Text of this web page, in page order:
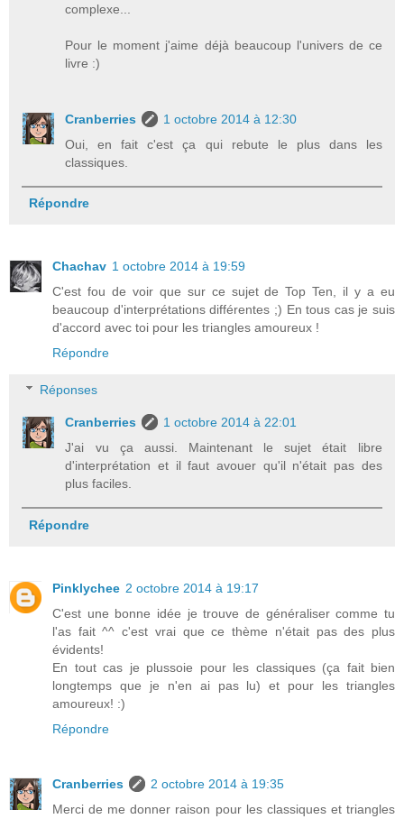
complexe...
Pour le moment j'aime déjà beaucoup l'univers de ce
livre :)
Cranberries
1 octobre 2014 à 12:30
Oui, en fait c'est ça qui rebute le plus dans les
classiques.
Répondre
Chachav 1 octobre 2014 à 19:59
C'est fou de voir que sur ce sujet de Top Ten, il y a eu
beaucoup d'interprétations différentes ;) En tous cas je suis
d'accord avec toi pour les triangles amoureux !
Répondre
Réponses
Cranberries
1 octobre 2014 à 22:01
J'ai vu ça aussi. Maintenant le sujet était libre
d'interprétation et il faut avouer qu'il n'était pas des
plus faciles.
Répondre
Pinklychee 2 octobre 2014 à 19:17
C'est une bonne idée je trouve de généraliser comme tu
l'as fait ^^ c'est vrai que ce thème n'était pas des plus
évidents!
En tout cas je plussoie pour les classiques (ça fait bien
longtemps que je n'en ai pas lu) et pour les triangles
amoureux! :)
Répondre
Cranberries
2 octobre 2014 à 19:35
Merci de me donner raison pour les classiques et triangles